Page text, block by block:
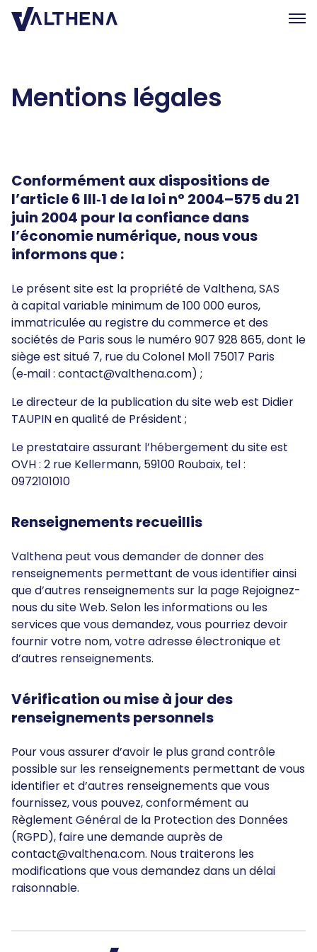
Eclairages
RSE
Contact
Mentions légales
Conformément aux dispositions de
l’article 6 III‑1 de la loi n° 2004–575 du 21
juin 2004 pour la confiance dans
l’économie numérique, nous vous
informons que :
Le présent site est la propriété de Valthena, SAS
à capital variable minimum de 100 000 euros,
immatriculée au registre du commerce et des
sociétés de Paris sous le numéro 907 928 865, dont le
siège est situé 7, rue du Colonel Moll 75017 Paris
(e‑mail : contact@valthena.com) ;
Le directeur de la publication du site web est Didier
TAUPIN en qualité de Président ;
Le prestataire assurant l’hébergement du site est
OVH : 2 rue Kellermann, 59100 Roubaix, tel :
0972101010
Renseignements recueillis
Valthena peut vous demander de donner des
renseignements permettant de vous identifier ainsi
que d’autres renseignements sur la page Rejoignez-
nous du site Web. Selon les informations ou les
services que vous demandez, vous pourriez devoir
fournir votre nom, votre adresse électronique et
d’autres renseignements.
Vérification ou mise à jour des
renseignements personnels
Pour vous assurer d’avoir le plus grand contrôle
possible sur les renseignements permettant de vous
identifier et d’autres renseignements que vous
fournissez, vous pouvez, conformément au
Règlement Général de la Protection des Données
(RGPD), faire une demande auprès de
contact@valthena.com. Nous traiterons les
modifications que vous demandez dans un délai
raisonnable.